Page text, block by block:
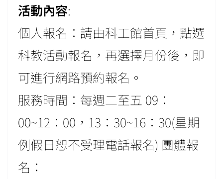
活動內容:
個人報名：請由科工館首頁，點選
科教活動報名，再選擇月份後，即
可進行網路預約報名。
服務時間：每週二至五 09：
00~12：00，13：30~16：30(星期
例假日恕不受理電話報名) 團體報
名：